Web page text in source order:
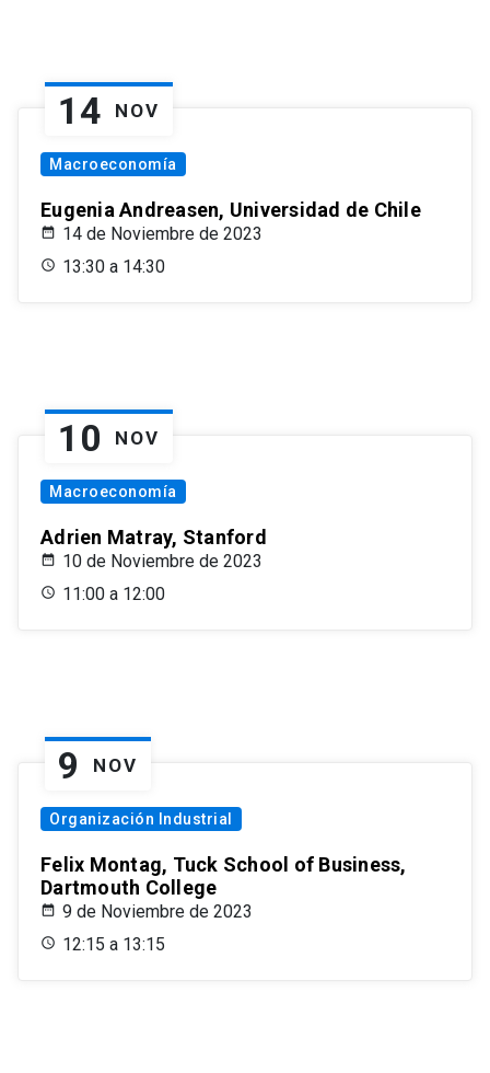
14 NOV
Macroeconomía
Eugenia Andreasen, Universidad de Chile
14 de Noviembre de 2023
13:30 a 14:30
10 NOV
Macroeconomía
Adrien Matray, Stanford
10 de Noviembre de 2023
11:00 a 12:00
9 NOV
Organización Industrial
Felix Montag, Tuck School of Business,
Dartmouth College
9 de Noviembre de 2023
12:15 a 13:15